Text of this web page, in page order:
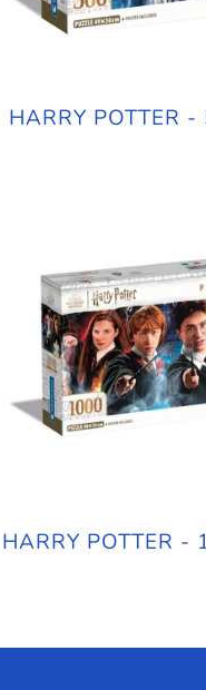
HARRY POTTER -
HARRY POTTER -